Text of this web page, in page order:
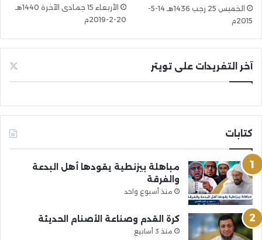
الخميس 25 رجب 1436هـ 14-5-
2015م
الأربعاء 15 جمادى الآخرة 1440هـ
20-2-2019م
آخر التغريدات على تويتر
كتابات
مباهلة بيزنطية يقودها أهل البدعة
والفرقة
منذ أسبوع واحد
كرة القدم وصناعة الأصنام الحديثة
منذ 3 أسابيع